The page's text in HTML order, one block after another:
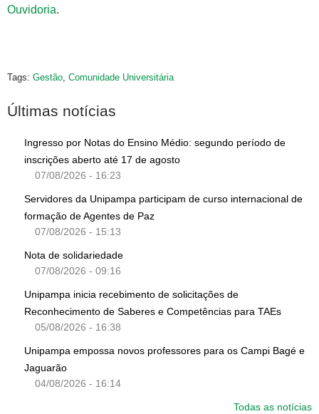
Ouvidoria.
Tags: Gestão, Comunidade Universitária
Últimas notícias
Ingresso por Notas do Ensino Médio: segundo período de
inscrições aberto até 17 de agosto
07/08/2026 - 16:23
Servidores da Unipampa participam de curso internacional de
formação de Agentes de Paz
07/08/2026 - 15:13
Nota de solidariedade
07/08/2026 - 09:16
Unipampa inicia recebimento de solicitações de
Reconhecimento de Saberes e Competências para TAEs
05/08/2026 - 16:38
Unipampa empossa novos professores para os Campi Bagé e
Jaguarão
04/08/2026 - 16:14
Todas as notícias